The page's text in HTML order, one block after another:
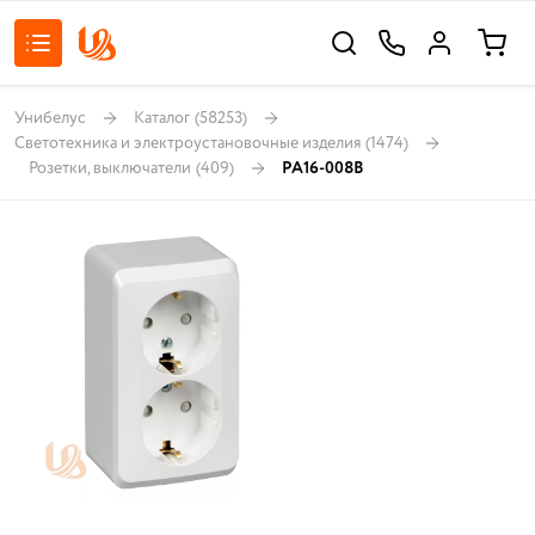
Унибелус Каталог (58253)
Светотехника и электроустановочные изделия (1474)
Розетки, выключатели (409) PA16-008B